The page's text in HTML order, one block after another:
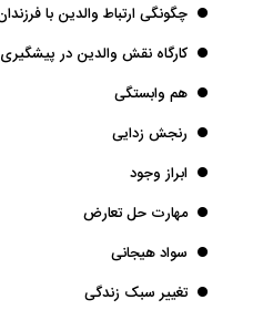
چگونگی ارتباط والدین با
کارگاه نقش والدین در
هم وابستگی
رنجش زدایی
ابراز وجود
مهارت حل تعارض
سواد هیجانی
تغییر سبک زندگی